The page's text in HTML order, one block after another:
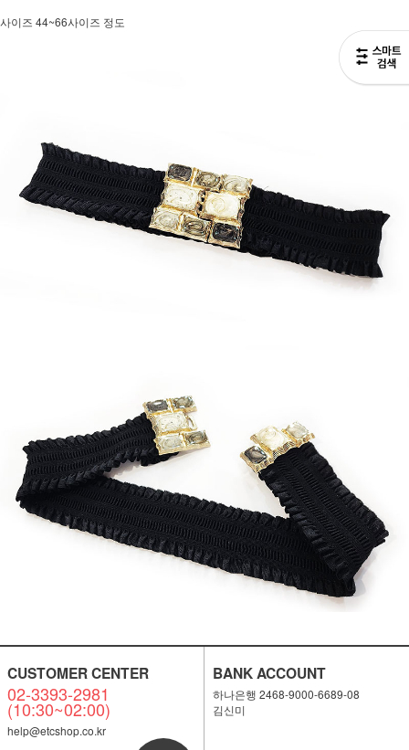
사이즈 44~66사이즈 정도
CUSTOMER CENTER
02-3393-2981
(10:30~02:00)
help@etcshop.co.kr
BANK ACCOUNT
하나은행 2468-9000-6689-08
김신미